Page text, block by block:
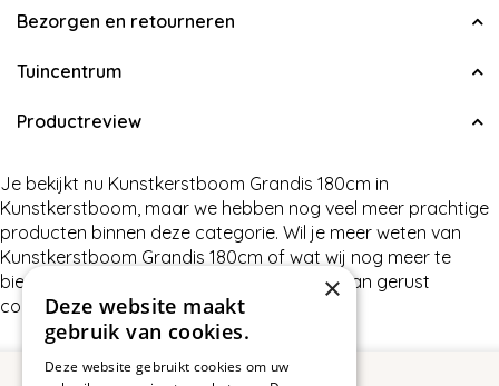
Bezorgen en retourneren
Tuincentrum
Productreview
Je bekijkt nu Kunstkerstboom Grandis 180cm in
Kunstkerstboom, maar we hebben nog veel meer prachtige
producten binnen deze categorie. Wil je meer weten van
Kunstkerstboom Grandis 180cm of wat wij nog meer te
bieden hebben in Kunstkerstboom, neem dan gerust
contact met ons op.
×
Deze website maakt
gebruik van cookies.
Deze website gebruikt cookies om uw